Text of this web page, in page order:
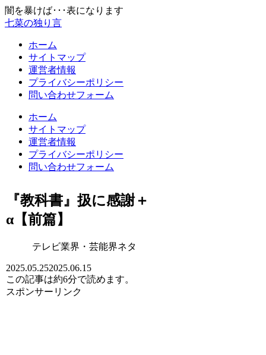
闇を暴けば･･･表になります
七菜の独り言
ホーム
サイトマップ
運営者情報
プライバシーポリシー
問い合わせフォーム
ホーム
サイトマップ
運営者情報
プライバシーポリシー
問い合わせフォーム
『教科書』扱に感謝＋
α【前篇】
テレビ業界・芸能界ネタ
2025.05.252025.06.15
この記事は約6分で読めます。
スポンサーリンク